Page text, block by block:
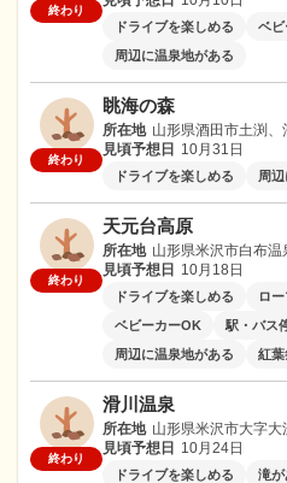
終わり
ドライブを楽しめる
ベ
周辺に温泉地がある
終わり
眺海の森
所在地 山形県酒田市土渕、
見頃予想日
10月31日
ドライブを楽しめる 周
終わり
天元台高原
所在地 山形県米沢市白布温
見頃予想日
10月18日
ドライブを楽しめる ロ
ベビーカーOK
駅・バス
周辺に温泉地がある
紅葉
終わり
滑川温泉
所在地 山形県米沢市大字大
見頃予想日
10月24日
ドライブを楽しめる 滝が